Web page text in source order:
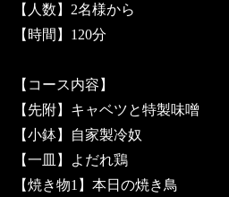
【人数】2名様から
【時間】120分
【コース内容】
【先附】キャベツと特製味噌
【小鉢】自家製冷奴
【一皿】よだれ鶏
【焼き物1】本日の焼き鳥